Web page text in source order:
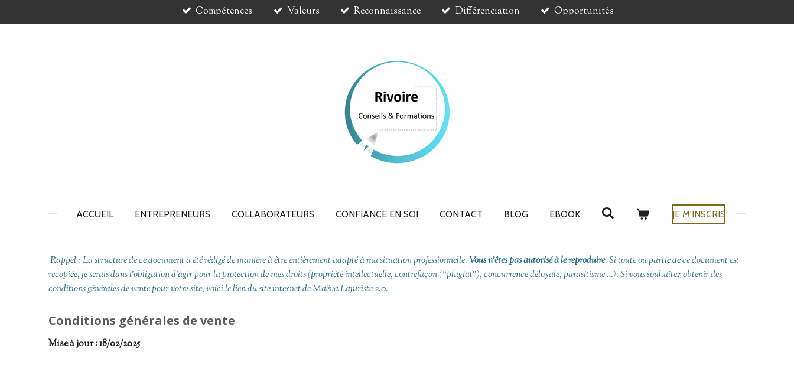
au
Compétences Valeurs Reconnaissance Différenciation Opportunités
ACCUEIL ENTREPRENEURS COLLABORATEURS CONFIANCE EN SOI CONTACT BLOG EBOOK JE M'INSCRIS
Rappel : La structure de ce document a été rédigé de manière à être entièrement adapté à ma situation professionnelle.Vous n'êtes pas autorisé à le reproduire. Si toute ou partie de ce document est
recopiée, je serais dans l’obligation d’agir pour la protection de mes droits (propriété intellectuelle, contrefaçon (“plagiat”), concurrence déloyale, parasitisme …).Si vous souhaitez obtenir des
conditions générales de vente pour votre site, voici le lien du site internet deMaëva Lajuriste 2.0.
Conditions générales de vente
Mise à jour : 18/02/2025